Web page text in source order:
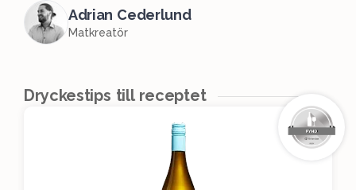
Adrian Cederlund
Matkreatör
Dryckestips till receptet